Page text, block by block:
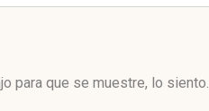
para que se muestre, lo siento.